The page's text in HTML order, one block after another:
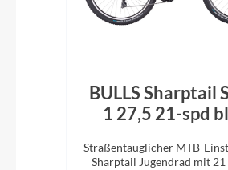
BULLS Sharptail
1 27,5 21-spd
Straßentauglicher MTB-
Sharptail Jugendrad mit 21